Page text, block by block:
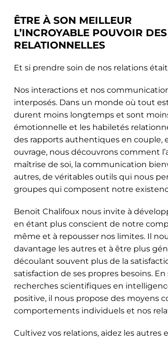
ÊTRE À SON MEILLEUR
L’INCROYABLE POUVOIR
RELATIONNELLES
Et si prendre soin de nos relations
Nos interactions et nos
interposés. Dans un monde où tout
durent moins longtemps et sont
émotionnelle et les habiletés
des rapports authentiques en couple,
ouvrage, nous découvrons comment
maîtrise de soi, la communication
autres, de véritables outils qui nous
groupes qui composent notre
Benoit Chalifoux nous invite à
en étant plus conscient de notre
même et à repousser nos limites. Il
davantage les autres et à être plus
découlant souvent plus de la
satisfaction de ses propres besoins.
recherches scientifiques en
positive, il nous propose des moyens
comportements individuels et nos
Cultivez vos relations, aidez les autres